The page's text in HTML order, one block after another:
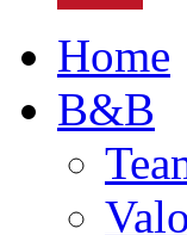
Home
B&B